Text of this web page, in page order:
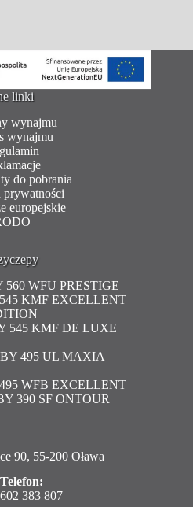
linki
wynajmu
wynajmu
do pobrania
prywatności
europejskie
560 WFU PRESTIGE
KMF EXCELLENT
545 KMF DE LUXE
495 UL MAXIA
WFB EXCELLENT
390 SF ONTOUR
90, 55-200 Oława
Telefon:
602 383 807